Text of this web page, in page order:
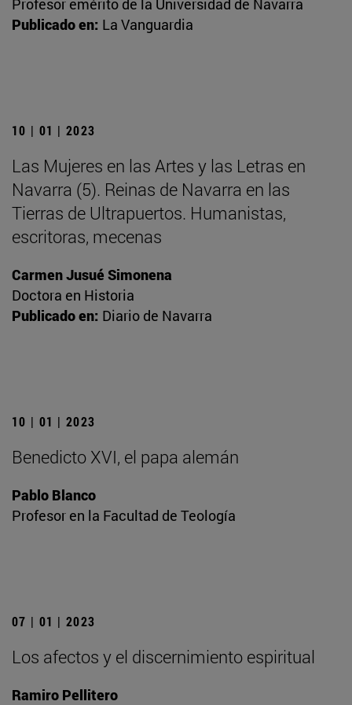
Profesor emérito de la Universidad de Navarra
Publicado en: La Vanguardia
10 | 01 | 2023
Las Mujeres en las Artes y las Letras en
Navarra (5). Reinas de Navarra en las
Tierras de Ultrapuertos. Humanistas,
escritoras, mecenas
Carmen Jusué Simonena
Doctora en Historia
Publicado en: Diario de Navarra
10 | 01 | 2023
Benedicto XVI, el papa alemán
Pablo Blanco
Profesor en la Facultad de Teología
07 | 01 | 2023
Los afectos y el discernimiento espiritual
Ramiro Pellitero